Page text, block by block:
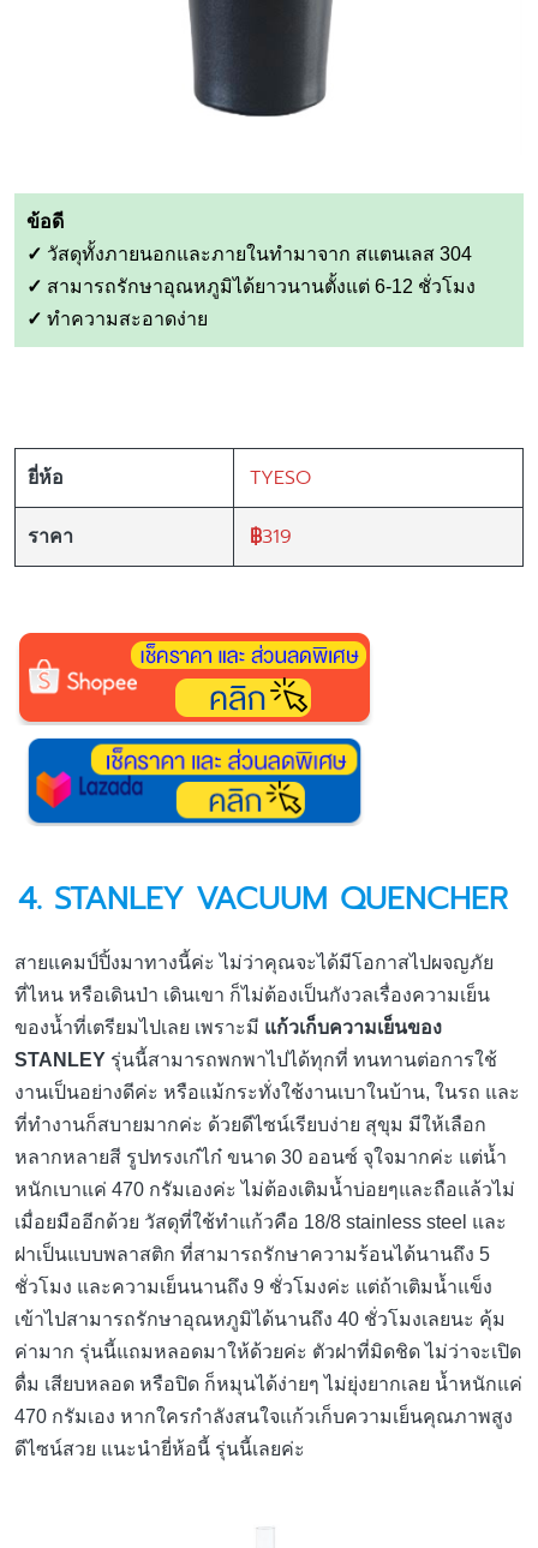
ข้อดี
✓ วัสดุทั้งภายนอกและภายในทำมาจาก สแตนเลส 304
✓ สามารถรักษาอุณหภูมิได้ยาวนานตั้งแต่ 6-12 ชั่วโมง
✓ ทำความสะอาดง่าย
ยี่ห้อ TYESO
ราคา ฿319
4. STANLEY VACUUM QUENCHER
สายแคมป์ปิ้งมาทางนี้ค่ะ ไม่ว่าคุณจะได้มีโอกาสไปผจญภัย
ที่ไหน หรือเดินป่า เดินเขา ก็ไม่ต้องเป็นกังวลเรื่องความเย็น
ของน้ำที่เตรียมไปเลย เพราะมี แก้วเก็บความเย็นของ
STANLEY รุ่นนี้สามารถพกพาไปได้ทุกที่ ทนทานต่อการใช้
งานเป็นอย่างดีค่ะ หรือแม้กระทั่งใช้งานเบาในบ้าน, ในรถ และ
ที่ทำงานก็สบายมากค่ะ ด้วยดีไซน์เรียบง่าย สุขุม มีให้เลือก
หลากหลายสี รูปทรงเก๋ไก๋ ขนาด 30 ออนซ์ จุใจมากค่ะ แต่น้ำ
หนักเบาแค่ 470 กรัมเองค่ะ ไม่ต้องเติมน้ำบ่อยๆและถือแล้วไม่
เมื่อยมืออีกด้วย วัสดุที่ใช้ทำแก้วคือ 18/8 stainless steel และ
ฝาเป็นแบบพลาสติก ที่สามารถรักษาความร้อนได้นานถึง 5
ชั่วโมง และความเย็นนานถึง 9 ชั่วโมงค่ะ แต่ถ้าเติมน้ำแข็ง
เข้าไปสามารถรักษาอุณหภูมิได้นานถึง 40 ชั่วโมงเลยนะ คุ้ม
ค่ามาก รุ่นนี้แถมหลอดมาให้ด้วยค่ะ ตัวฝาที่มิดชิด ไม่ว่าจะเปิด
ดื่ม เสียบหลอด หรือปิด ก็หมุนได้ง่ายๆ ไม่ยุ่งยากเลย น้ำหนักแค่
470 กรัมเอง หากใครกำลังสนใจแก้วเก็บความเย็นคุณภาพสูง
ดีไซน์สวย แนะนำยี่ห้อนี้ รุ่นนี้เลยค่ะ